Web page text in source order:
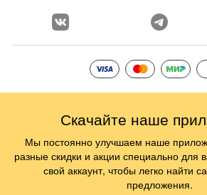
Скачайте наше
Мы постоянно улучшаем наше
разные скидки и акции специально для
свой аккаунт, чтобы легко найти
предложения.